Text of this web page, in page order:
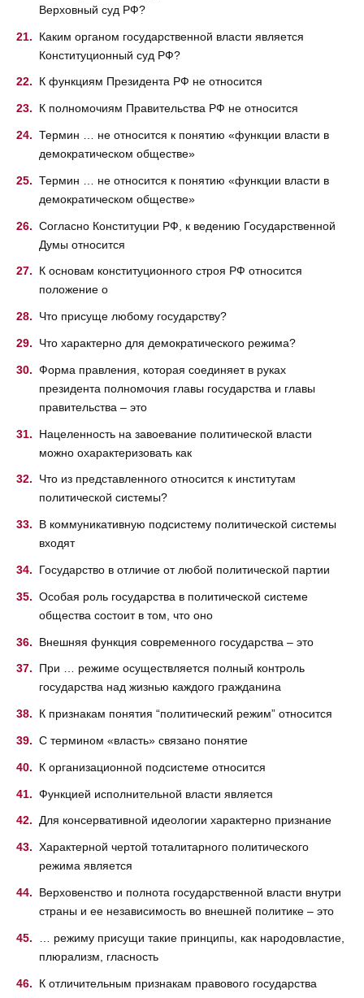
Верховный суд РФ?
Каким органом государственной власти является
Конституционный суд РФ?
К функциям Президента РФ не относится
К полномочиям Правительства РФ не относится
Термин … не относится к понятию «функции власти в
демократическом обществе»
Термин … не относится к понятию «функции власти в
демократическом обществе»
Согласно Конституции РФ, к ведению Государственной
Думы относится
К основам конституционного строя РФ относится
положение о
Что присуще любому государству?
Что характерно для демократического режима?
Форма правления, которая соединяет в руках
президента полномочия главы государства и главы
правительства – это
Нацеленность на завоевание политической власти
можно охарактеризовать как
Что из представленного относится к институтам
политической системы?
В коммуникативную подсистему политической системы
входят
Государство в отличие от любой политической партии
Особая роль государства в политической системе
общества состоит в том, что оно
Внешняя функция современного государства – это
При … режиме осуществляется полный контроль
государства над жизнью каждого гражданина
К признакам понятия “политический режим” относится
С термином «власть» связано понятие
К организационной подсистеме относится
Функцией исполнительной власти является
Для консервативной идеологии характерно признание
Характерной чертой тоталитарного политического
режима является
Верховенство и полнота государственной власти внутри
страны и ее независимость во внешней политике – это
… режиму присущи такие принципы, как народовластие,
плюрализм, гласность
К отличительным признакам правового государства